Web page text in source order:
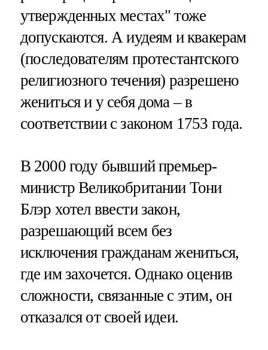
утвержденных местах" тоже
допускаются. А иудеям и квакерам
(последователям протестантского
религиозного течения) разрешено
жениться и у себя дома – в
соответствии с законом 1753 года.
В 2000 году бывший премьер-
министр Великобритании Тони
Блэр хотел ввести закон,
разрешающий всем без
исключения гражданам жениться,
где им захочется. Однако оценив
сложности, связанные с этим, он
отказался от своей идеи.